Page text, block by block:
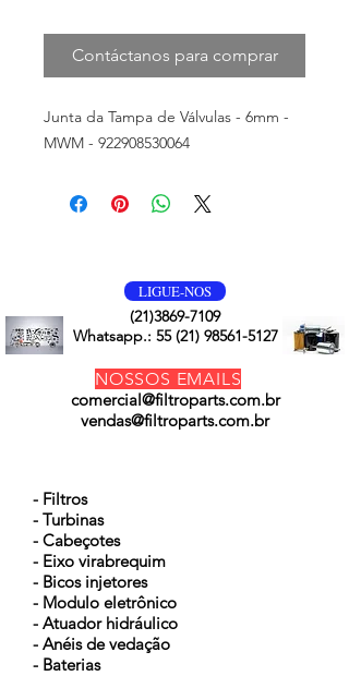
Contáctanos para comprar
Junta da Tampa de Válvulas - 6mm -
MWM - 922908530064
LIGUE-NOS
(21)3869-7109
Whatsapp.: 55 (21) 98561-5127
NOSSOS EMAILS
comercial@filtroparts.com.br
vendas@filtroparts.com.br
- Filtros
- Turbinas
- Cabeçotes
- Eixo virabrequim
- Bicos injetores
- Modulo eletrônico
- Atuador hidráulico
- Anéis de vedação
- Baterias